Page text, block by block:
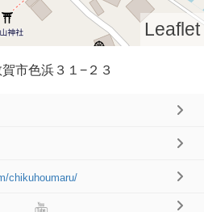
Leaflet
市色浜３１−２３
chikuhoumaru/